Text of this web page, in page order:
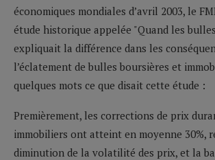
économiques mondiales d’avril 2003, le
étude historique appelée "Quand les
expliquait la différence dans les
l’éclatement de bulles boursières et
quelques mots ce que disait cette étude :
Premièrement, les corrections de prix
immobiliers ont atteint en moyenne 30%,
diminution de la volatilité des prix, et la